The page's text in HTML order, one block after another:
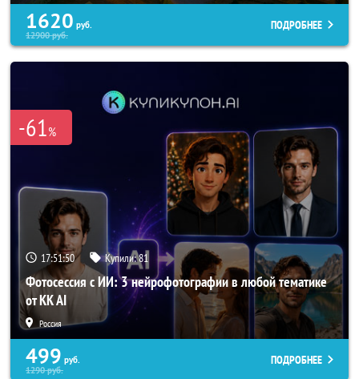
1620 руб.
12900руб.
ПОДРОБНЕЕ
-61%
17:51:47 Купили:81
Фотосессия с ИИ: 3 нейрофотографии в любой тематике
от KK AI
Россия
499 руб.
1290руб.
ПОДРОБНЕЕ